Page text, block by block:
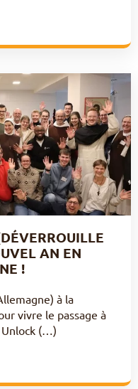
AN EN
!
à la
vivre le passage à
Unlock (…)